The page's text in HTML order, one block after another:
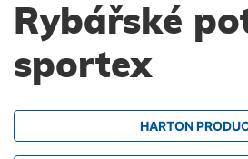
Rybářské
sportex
HARTON